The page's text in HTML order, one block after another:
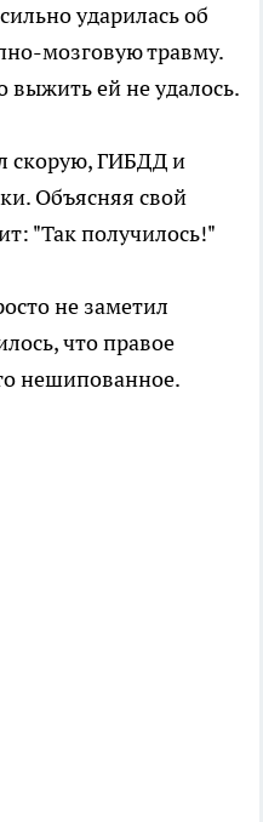
ударилась об
мозговую травму.
выжить ей не удалось.
скорую, ГИБДД и
Объясняя свой
"Так получилось!"
не заметил
что правое
нешипованное.